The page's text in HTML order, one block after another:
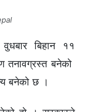
वुधबार बिहान ११
तनावग्रस्त बनेको
बनेको छ ।